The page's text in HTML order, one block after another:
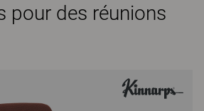
pour des réunions